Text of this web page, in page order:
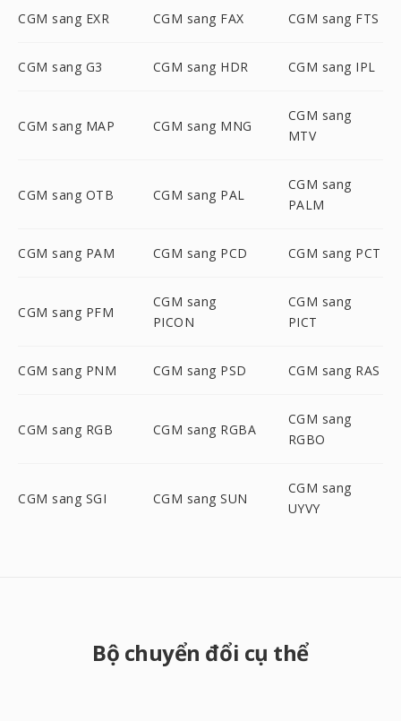
CGM sang EXR CGM sang FAX CGM sang FTS
CGM sang G3 CGM sang HDR CGM sang IPL
CGM sang MAP CGM sang MNG
CGM sang
MTV
CGM sang OTB CGM sang PAL
CGM sang
PALM
CGM sang PAM CGM sang PCD CGM sang PCT
CGM sang PFM
CGM sang
PICON
CGM sang
PICT
CGM sang PNM CGM sang PSD CGM sang RAS
CGM sang RGB CGM sang RGBA
CGM sang
RGBO
CGM sang SGI CGM sang SUN
CGM sang
UYVY
Bộ chuyển đổi cụ thể